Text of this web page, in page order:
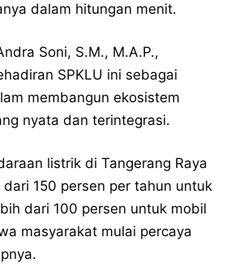
dalam hitungan menit.
Soni, S.M., M.A.P.,
SPKLU ini sebagai
membangun ekosistem
nyata dan terintegrasi.
listrik di Tangerang Raya
150 persen per tahun untuk
dari 100 persen untuk mobil
masyarakat mulai percaya